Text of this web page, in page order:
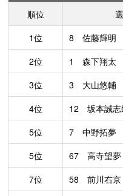
順位
1位
8 佐藤輝明
2位
1 森下翔太
3位
3 大山悠輔
4位
12 坂本誠志
5位
7 中野拓夢
5位
67 高寺望夢
7位
58 前川右京